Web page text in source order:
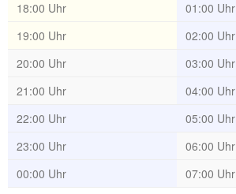
18:00 Uhr
01:00 Uhr
19:00 Uhr
02:00 Uhr
20:00 Uhr
03:00 Uhr
21:00 Uhr
04:00 Uhr
22:00 Uhr
05:00 Uhr
23:00 Uhr
06:00 Uhr
00:00 Uhr
07:00 Uhr